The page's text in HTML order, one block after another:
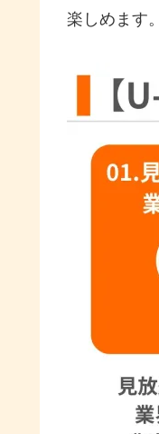
楽しめます。